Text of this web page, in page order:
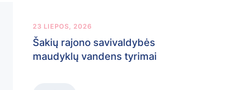
23 LIEPOS, 2026
Šakių rajono savivaldybės
maudyklų vandens tyrimai